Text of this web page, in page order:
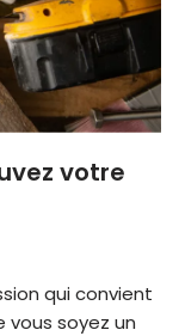
votre
qui convient
soyez un